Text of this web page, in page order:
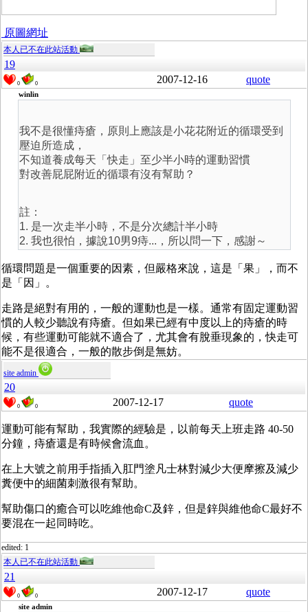
原圖網址
本人已不在此站活動
19
0 0 2007-12-16 quote
winlin
我不是很懂痔瘡，原則上應該是小花花附近的循環受到
壓迫所造成，
不知道養成每天「快走」至少半小時的運動習慣
對改善屁屁附近的循環有沒有幫助？
註：
1. 是一次走半小時，不是分次總計半小時
2. 我也很怕，據說10男9痔...，所以問一下，感謝～
循環問題是一個重要的因素，但嚴格來說，這是「果」，而不
是「因」。
走路是絕對有用的，一般的運動也是一樣。通常有固定運動習
慣的人較少聽說有痔瘡。但如果已經有中度以上的痔瘡的時
候，有些運動可能就不適合了，尤其會有脫垂現象的，快走可
能不是很適合，一般的散步倒是無妨。
site admin
20
0 0 2007-12-17 quote
運動可能有幫助，我實際的經驗是，以前每天上班走路 40-50
分鐘，痔瘡還是有時候會流血。
在上大號之前用手指插入肛門塗凡士林對減少大便摩擦及減少
糞便中的細菌刺激很有幫助。
幫助傷口的癒合可以吃維他命C及鋅，但是鋅與維他命C最好不
要混在一起同時吃。
edited: 1
本人已不在此站活動
21
0 0 2007-12-17 quote
site admin